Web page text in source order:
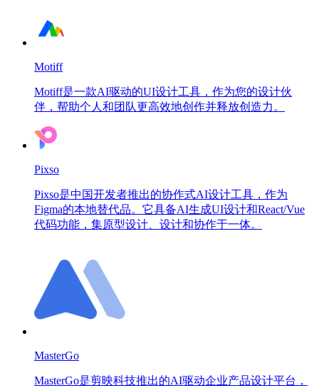
Motiff
Motiff是一款AI驱动的UI设计工具，作为您的设计伙
伴，帮助个人和团队更高效地创作并释放创造力。
Pixso
Pixso是中国开发者推出的协作式AI设计工具，作为
Figma的本地替代品。它具备AI生成UI设计和React/Vue
代码功能，集原型设计、设计和协作于一体。
MasterGo
MasterGo是剪映科技推出的AI驱动企业产品设计平台，